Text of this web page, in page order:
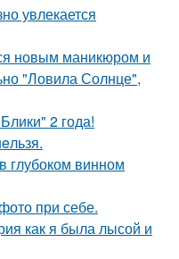
увлекается
новым маникюром и
"Ловила Солнце",
2 года!
глубоком винном
при себе.
как я была лысой и